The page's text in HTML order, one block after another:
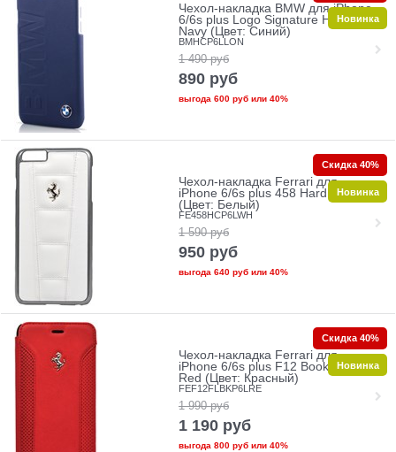
Чехол-накладка BMW для iPhone
6/6s plus Logo Signature Hard
Navy (Цвет: Синий)
BMHCP6LLON
1 490 руб
890 руб
выгода 600 рубили 40%
Новинка
Чехол-накладка Ferrari для
iPhone 6/6s plus 458 Hard White
(Цвет: Белый)
FE458HCP6LWH
1 590 руб
950 руб
выгода 640 рубили 40%
Скидка 40%
Новинка
Чехол-накладка Ferrari для
iPhone 6/6s plus F12 Booktype
Red (Цвет: Красный)
FEF12FLBKP6LRE
1 990 руб
1 190 руб
выгода 800 рубили 40%
Скидка 40%
Новинка